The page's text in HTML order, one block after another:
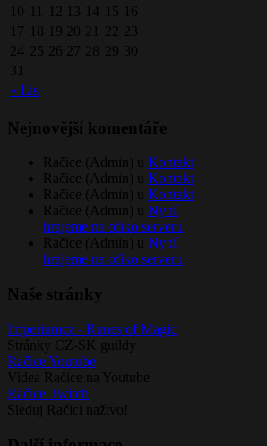
« Lis
10
12 13 14 15
16
17
18 19 20 21 22
23
24
25 26 27 28 29
30
31
Nejnovější komentáře
Račice (Admin) u Kontakt
Račice (Admin) u Kontakt
Račice (Admin) u Kontakt
Račice (Admin) u Nyní
hrajeme na ofiko serveru
Račice (Admin) u Nyní
hrajeme na ofiko serveru
Naše stránky
Imperiumcz - Runes of Magic
Stránky CZ-SK guildy
Račice Youtube
Videa Račice na Youtube
Račice Twitch
Sleduj Račici naživo!